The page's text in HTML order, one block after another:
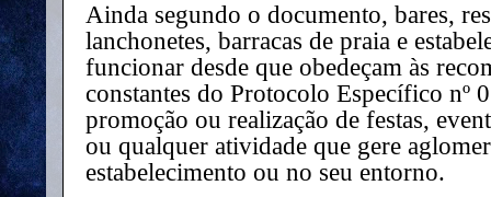
Ainda segundo o documento, bares,
lanchonetes, barracas de praia e
funcionar desde que obedeçam às
constantes do Protocolo Específico nº
promoção ou realização de festas,
ou qualquer atividade que gere
estabelecimento ou no seu entorno.